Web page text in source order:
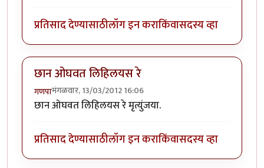
प्रतिसाद देण्यासाठीलॉग इन कराकिंवासदस्य व्हा
छान ओघवत लिहिलयस रे
गणपामंगळवार, 13/03/2012 16:06
छान ओघवत लिहिलयस रे मृत्युंजया.
प्रतिसाद देण्यासाठीलॉग इन कराकिंवासदस्य व्हा